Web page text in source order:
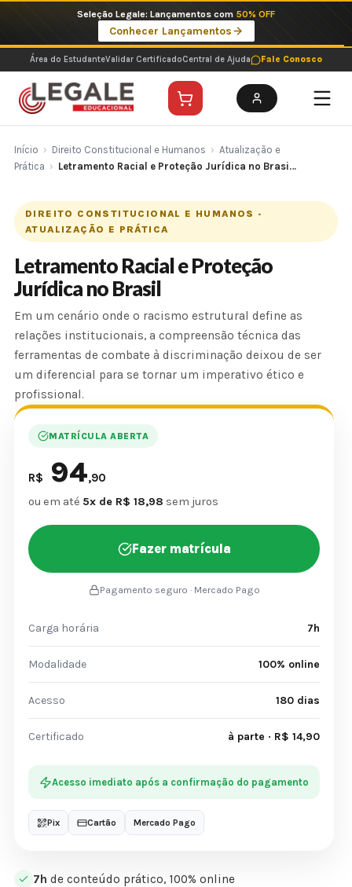
o
conteúdo
Imperdíveis no Pix: Pós Selecionadas a 199 reais no pix em parcela única
Ver ofertas
Área do EstudanteValidar CertificadoCentral de Ajuda Fale Conosco
Início › Direito Constitucional e Humanos › Atualização e
Prática › Letramento Racial e Proteção Jurídica no Brasi…
DIREITO CONSTITUCIONAL E HUMANOS ·
ATUALIZAÇÃO E PRÁTICA
Letramento Racial e Proteção
Jurídica no Brasil
Em um cenário onde o racismo estrutural define as
relações institucionais, a compreensão técnica das
ferramentas de combate à discriminação deixou de ser
um diferencial para se tornar um imperativo ético e
profissional.
7h de conteúdo prático, 100% online
MATRÍCULA ABERTA
R$ 94,90
ou em até 5x de R$ 18,98 sem juros
Fazer matrícula
Pagamento seguro · Mercado Pago
Carga horária 7h
Modalidade 100% online
Acesso 180 dias
Certificado à parte · R$ 14,90
Acesso imediato após a confirmação do pagamento
Pix Cartão Mercado Pago